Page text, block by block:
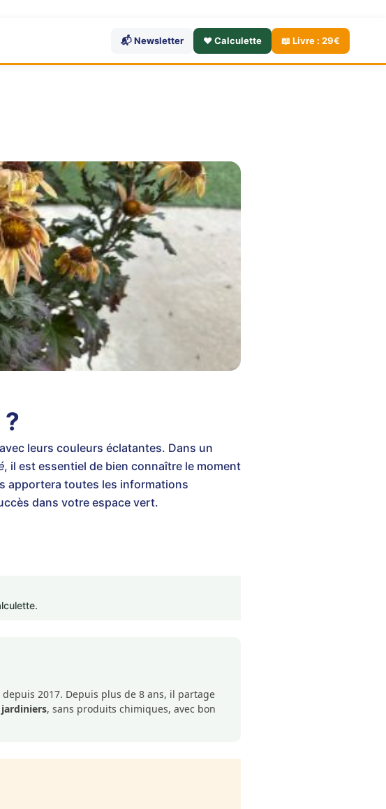
📬 Newsletter ❤️ Calculette 📖 Livre : 29€
leurs couleurs éclatantes. Dans un
, il est essentiel de bien connaître le moment
apportera toutes les informations
dans votre espace vert.
depuis 2017. Depuis plus de 8 ans, il partage
jardiniers, sans produits chimiques, avec bon